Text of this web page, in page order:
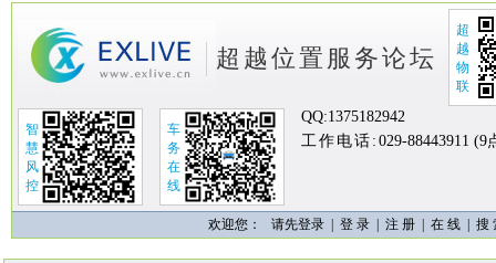
超越位置服务论坛
超
越
物
联
智
慧
风
控
车
务
在
线
QQ:1375182942
工作电话: 029-88443911 (9
欢迎您： 请先登录 | 登 录 注 册 在 线 搜